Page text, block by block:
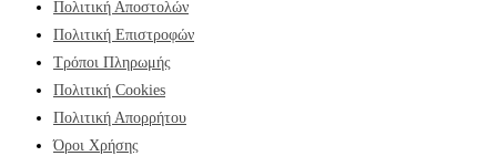
Πολιτική Αποστολών
Πολιτική Επιστροφών
Τρόποι Πληρωμής
Πολιτική Cookies
Πολιτική Απορρήτου
Όροι Χρήσης